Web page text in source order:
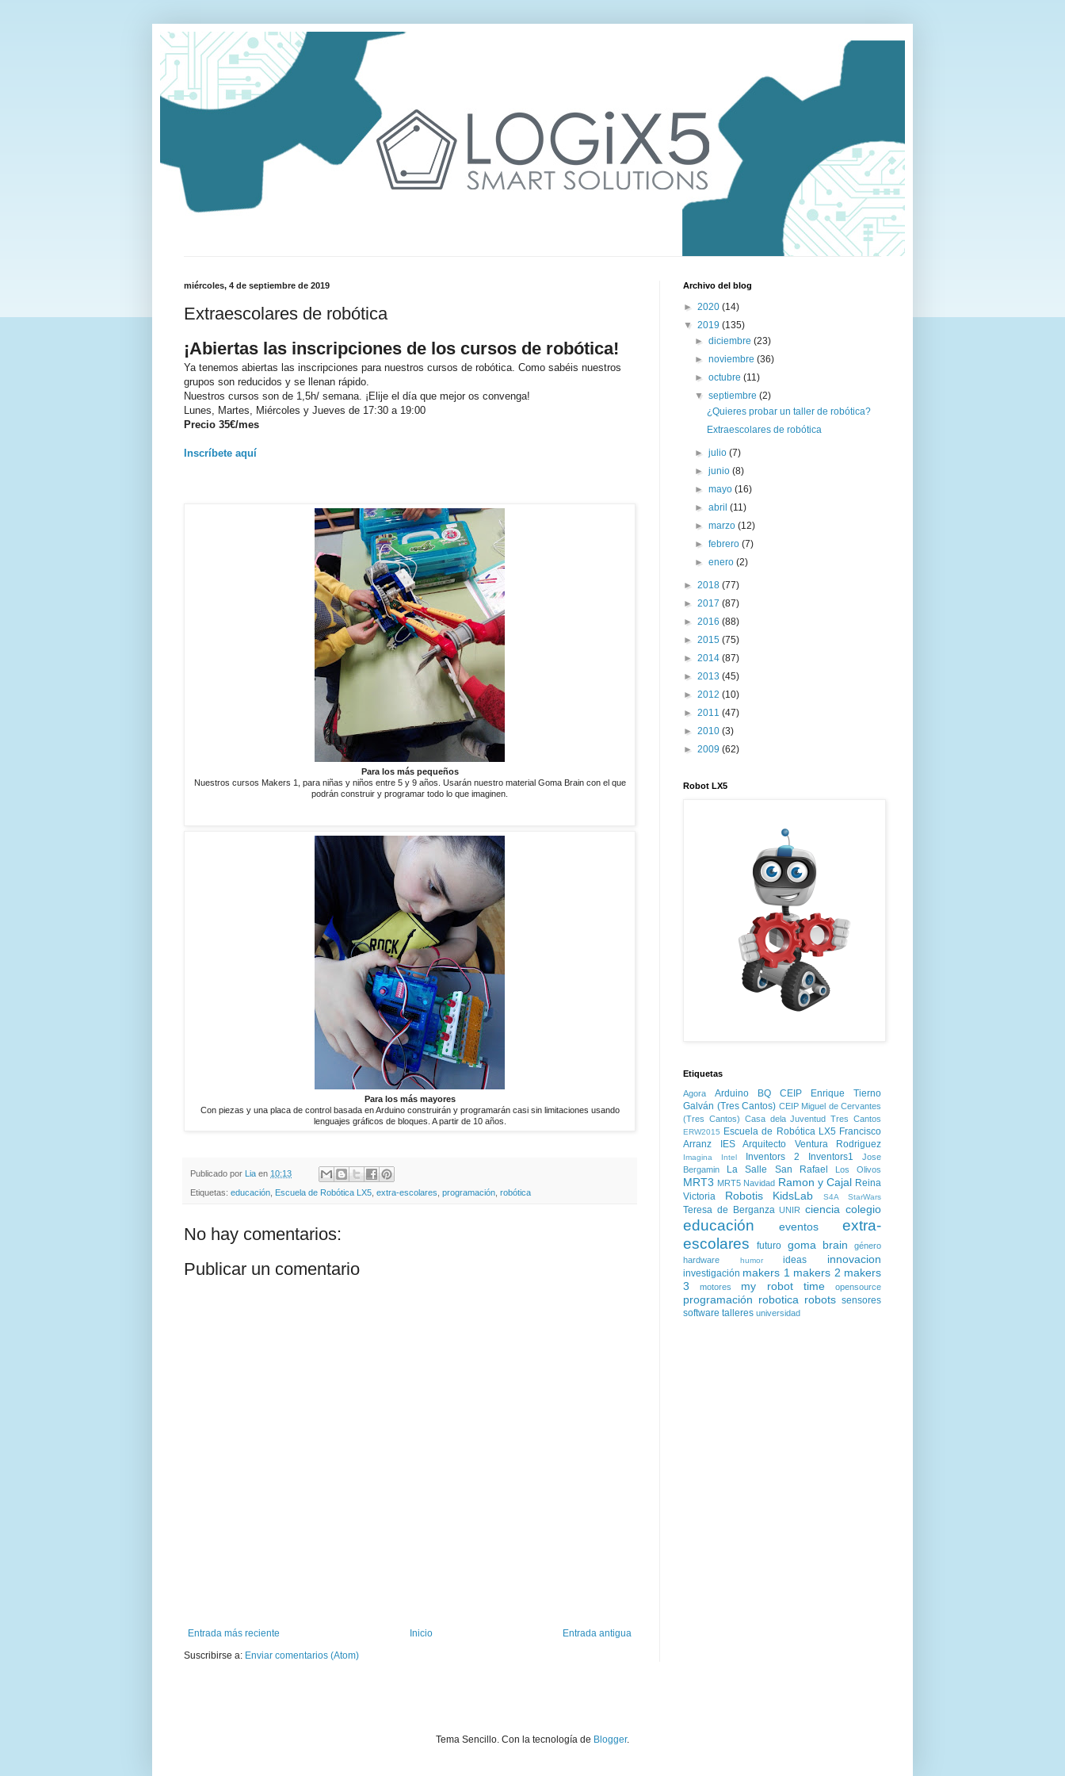
miércoles, 4 de septiembre de 2019
Extraescolares de robótica
¡Abiertas las inscripciones de los cursos de robótica!
Ya tenemos abiertas las inscripciones para nuestros cursos de robótica. Como sabéis nuestros
grupos son reducidos y se llenan rápido.
Nuestros cursos son de 1,5h/ semana. ¡Elije el día que mejor os convenga!
Lunes, Martes, Miércoles y Jueves de 17:30 a 19:00
Precio 35€/mes
Inscríbete aquí
Para los más pequeños
Nuestros cursos Makers 1, para niñas y niños entre 5 y 9 años. Usarán nuestro material Goma Brain con el que
podrán construir y programar todo lo que imaginen.
Para los más mayores
Con piezas y una placa de control basada en Arduino construirán y programarán casi sin limitaciones usando
lenguajes gráficos de bloques. A partir de 10 años.
Publicado por Lia en 10:13
Etiquetas: educación Escuela de Robótica LX5 extra-escolares programación robótica
No hay comentarios:
Publicar un comentario
Entrada más reciente Entrada antigua
Inicio
Suscribirse a: Enviar comentarios (Atom)
Archivo del blog
► 2020 (14)
▼ 2019 (135)
►diciembre(23)
►noviembre(36)
►octubre(11)
▼septiembre(2)
¿Quieres probar un taller de robótica?
Extraescolares de robótica
►julio(7)
►junio(8)
►mayo(16)
►abril(11)
►marzo(12)
►febrero(7)
►enero(2)
► 2018 (77)
► 2017 (87)
► 2016 (88)
► 2015 (75)
► 2014 (87)
► 2013 (45)
► 2012 (10)
► 2011 (47)
► 2010 (3)
► 2009 (62)
Robot LX5
Etiquetas
Agora Arduino BQ
CEIP Enrique Tierno
Galván (Tres Cantos) CEIP Miguel de Cervantes
(Tres Cantos) Casa dela Juventud Tres Cantos
ERW2015 Escuela de Robótica LX5 Francisco
Arranz
IES Arquitecto Ventura Rodriguez
Imagina Intel Inventors 2 Inventors1
Jose
Bergamin
La Salle San Rafael Los Olivos
MRT3 MRT5 Navidad Ramon y Cajal Reina
Victoria
Robotis KidsLab S4A StarWars
Teresa de Berganza UNIR ciencia colegio
educación eventos
extra-
escolares
futuro goma brain
género
hardware
humor ideas innovacion
investigación makers 1 makers 2 makers
3
motores my robot time opensource
programación robotica robots sensores
software talleres universidad
Tema Sencillo. Con la tecnología de Blogger.